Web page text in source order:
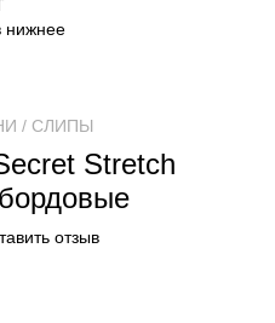
/ СЛИПЫ
Stretch
отзыв